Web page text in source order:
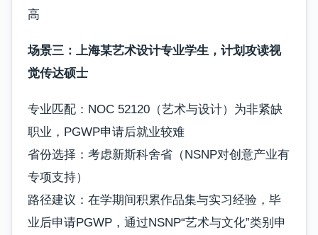
高
场景三：上海某艺术设计专业学生，计划攻读视
觉传达硕士
专业匹配：NOC 52120（艺术与设计）为非紧缺
职业，PGWP申请后就业较难
省份选择：考虑新斯科舍省（NSNP对创意产业有
专项支持）
路径建议：在学期间积累作品集与实习经验，毕
业后申请PGWP，通过NSNP“艺术与文化”类别申